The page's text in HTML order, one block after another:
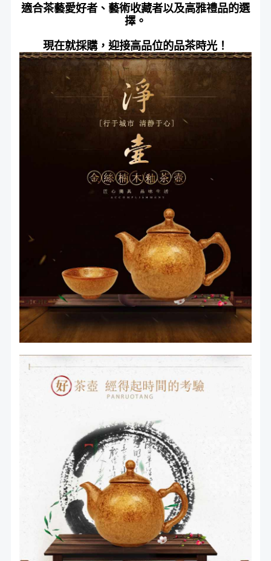
適合茶藝愛好者、藝術收藏者以及高雅禮品的選
擇。
現在就採購，迎接高品位的品茶時光！